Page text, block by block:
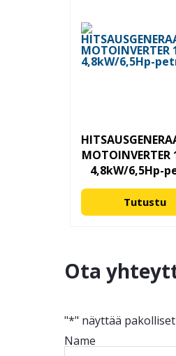
MOTOINVERTER
4,8kW/6,5Hp-
Tutustu
Ota
"*" näyttää
Name